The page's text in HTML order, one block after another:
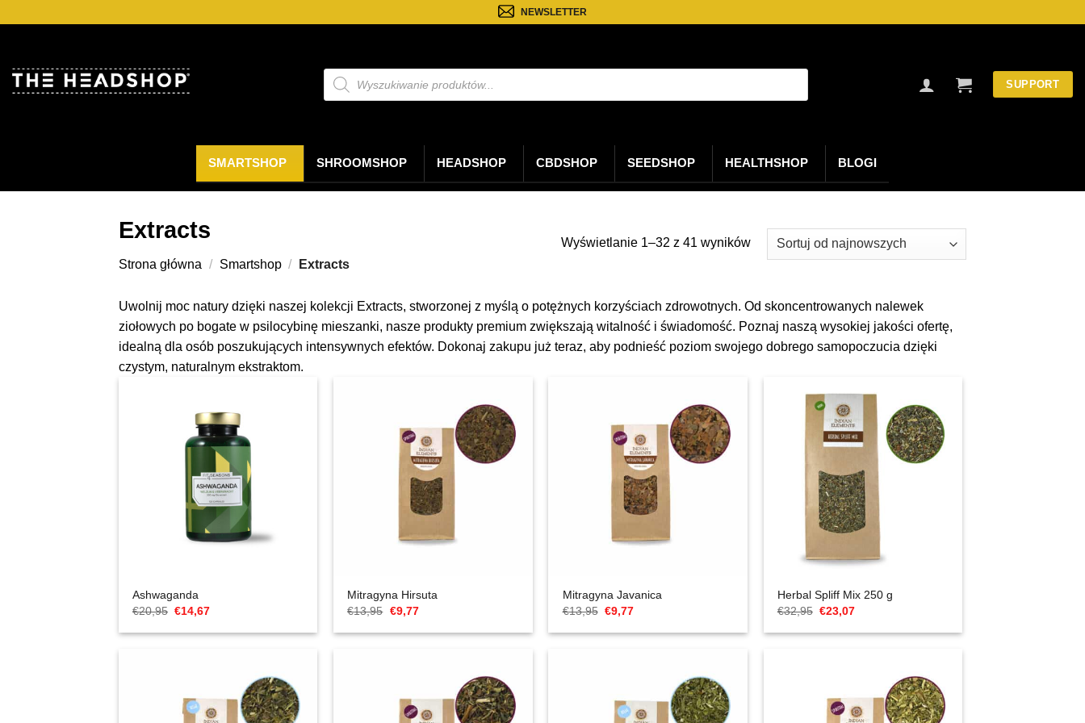
NEWSLETTER
Wyszukiwarka
produktów
SUPPORT
SMARTSHOP SHROOMSHOP HEADSHOP CBDSHOP SEEDSHOP HEALTHSHOP BLOGI
Extracts
Strona główna / Smartshop / Extracts
Wyświetlanie 1–32 z 41 wynikówPosortowane
według
Uwolnij moc natury dzięki naszej kolekcji Extracts, stworzonej z myślą o potężnych korzyściach zdrowotnych. Od skoncentrowanych nalewek
ziołowych po bogate w psilocybinę mieszanki, nasze produkty premium zwiększają witalność i świadomość. Poznaj naszą wysokiej jakości ofertę,
idealną dla osób poszukujących intensywnych efektów. Dokonaj zakupu już teraz, aby podnieść poziom swojego dobrego samopoczucia dzięki
czystym, naturalnym ekstraktom.
Ashwaganda
€20,95 Cena
wynosiła:
€14,67Aktualna
to:
Mitragyna Hirsuta
€13,95 Cena
wynosiła:
€9,77Aktualna
to:
Mitragyna Javanica
€13,95 Cena
wynosiła:
€9,77Aktualna
to:
Herbal Spliff Mix 250 g
€32,95 Cena
wynosiła:
€23,07Aktualna
to: